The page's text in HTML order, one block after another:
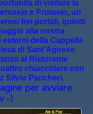
di visitare la
e Protasio, un
bei portali, quindi
alla nostra
della Cappella
di Sant'Agnese.
al Ristorante
chiacchiere con
Silvio Pancheri.
per avviare
-)